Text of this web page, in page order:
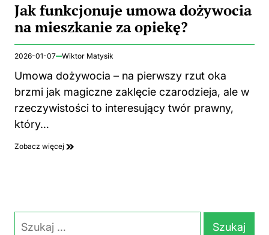
Jak funkcjonuje umowa dożywocia
na mieszkanie za opiekę?
2026-01-07 Wiktor Matysik
Umowa dożywocia – na pierwszy rzut oka
brzmi jak magiczne zaklęcie czarodzieja, ale w
rzeczywistości to interesujący twór prawny,
który…
Zobacz więcej
Szukaj: